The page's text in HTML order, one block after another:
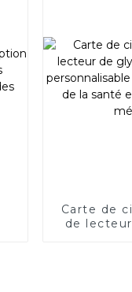
Carte de
de